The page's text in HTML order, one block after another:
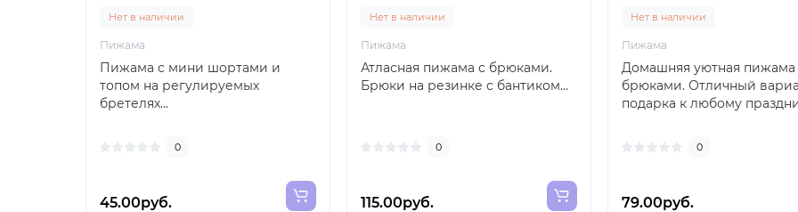
Нет в наличии
Пижама
Пижама с мини шортами и
топом на регулируемых
бретелях...
0
45.00руб.
Нет в наличии
Пижама
Атласная пижама с брюками.
Брюки на резинке с бантиком...
0
115.00руб.
Нет в наличии
Пижама
Домашняя уютная пижама
брюками. Отличный
подарка к любому
0
79.00руб.